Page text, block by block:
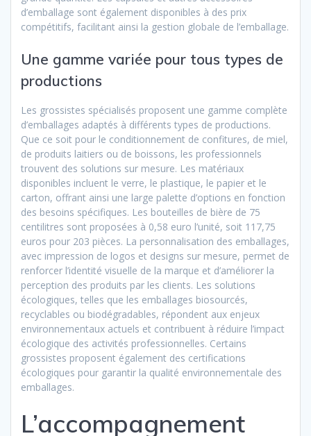
d’emballage sont également disponibles à des prix
compétitifs, facilitant ainsi la gestion globale de l’emballage.
Une gamme variée pour tous types de
productions
Les grossistes spécialisés proposent une gamme complète
d’emballages adaptés à différents types de productions.
Que ce soit pour le conditionnement de confitures, de miel,
de produits laitiers ou de boissons, les professionnels
trouvent des solutions sur mesure. Les matériaux
disponibles incluent le verre, le plastique, le papier et le
carton, offrant ainsi une large palette d’options en fonction
des besoins spécifiques. Les bouteilles de bière de 75
centilitres sont proposées à 0,58 euro l’unité, soit 117,75
euros pour 203 pièces. La personnalisation des emballages,
avec impression de logos et designs sur mesure, permet de
renforcer l’identité visuelle de la marque et d’améliorer la
perception des produits par les clients. Les solutions
écologiques, telles que les emballages biosourcés,
recyclables ou biodégradables, répondent aux enjeux
environnementaux actuels et contribuent à réduire l’impact
écologique des activités professionnelles. Certains
grossistes proposent également des certifications
écologiques pour garantir la qualité environnementale des
emballages.
L’accompagnement